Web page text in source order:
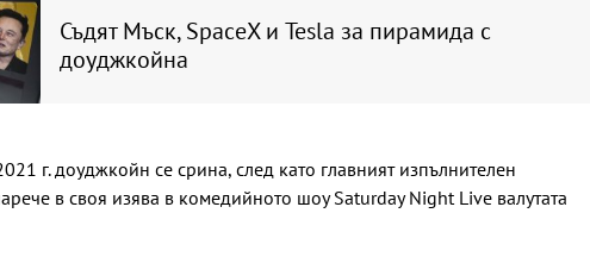
Съдят Мъск, SpaceX и Tesla за пирамида с
доуджкойна
г. доуджкойн се срина, след като главният изпълнителен
в своя изява в комедийното шоу Saturday Night Live валутата
ЦСКА удари с 3:0